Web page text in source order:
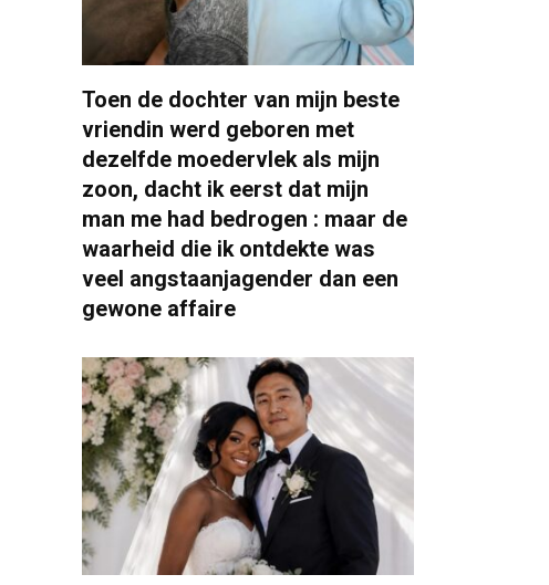
Toen de dochter van mijn beste
vriendin werd geboren met
dezelfde moedervlek als mijn
zoon, dacht ik eerst dat mijn
man me had bedrogen : maar de
waarheid die ik ontdekte was
veel angstaanjagender dan een
gewone affaire